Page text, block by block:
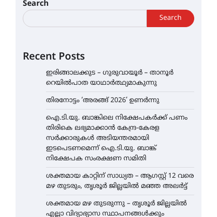
Search
Search
Recent Posts
ഇരിങ്ങാലക്കുട – ഗുരുവായൂർ – താനൂർ
റെയിൽപാത യാഥാർത്ഥ്യമാകുന്നു
തിരനോട്ടം ‘അരങ്ങ് 2026’ ഉണർന്നു
ഐ.ടി.യു. ബാങ്കിലെ നിക്ഷേപകർക്ക് പണം
തിരികെ ലഭ്യമാക്കാൻ കേന്ദ്ര-കേരള
സർക്കാരുകൾ അടിയന്തരമായി
ഇടപെടണമെന്ന് ഐ.ടി.യു. ബാങ്ക്
നിക്ഷേപക സംരക്ഷണ സമിതി
ശക്തമായ കാറ്റിന് സാധ്യത – ആഗസ്റ്റ് 12 വരെ
മഴ തുടരും, തൃശൂർ ജില്ലയിൽ മഞ്ഞ അലർട്ട്
ശക്തമായ മഴ തുടരുന്നു – തൃശൂർ ജില്ലയിൽ
എല്ലാ വിദ്യാഭ്യാസ സ്ഥാപനങ്ങൾക്കും